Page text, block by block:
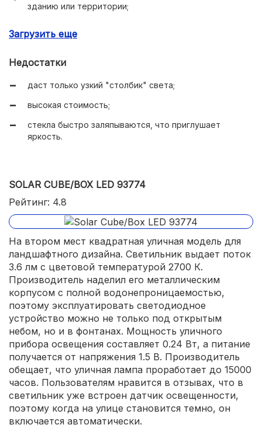
зданию или территории;
выключатель расположен на проводе.
Загрузить еще
Недостатки
даст только узкий "столбик" света;
высокая стоимость;
стекла быстро заляпываются, что приглушает
яркость.
SOLAR CUBE/BOX LED 93774
Рейтинг: 4.8
На втором мест квадратная уличная модель для
ландшафтного дизайна. Светильник выдает поток
3.6 лм с цветовой температурой 2700 К.
Производитель наделил его металлическим
корпусом с полной водонепроницаемостью,
поэтому эксплуатировать светодиодное
устройство можно не только под открытым
небом, но и в фонтанах. Мощность уличного
прибора освещения составляет 0.24 Вт, а питание
получается от напряжения 1.5 В. Производитель
обещает, что уличная лампа проработает до 15000
часов. Пользователям нравится в отзывах, что в
светильник уже встроен датчик освещенности,
поэтому когда на улице становится темно, он
включается автоматически.